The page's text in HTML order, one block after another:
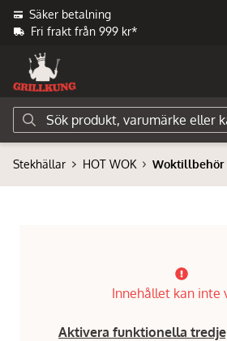
Säker betalning
Fri frakt från 999 kr*
Stekhällar HOT WOK Woktillbehör
Innehållet kan inte
Aktivera funktionella